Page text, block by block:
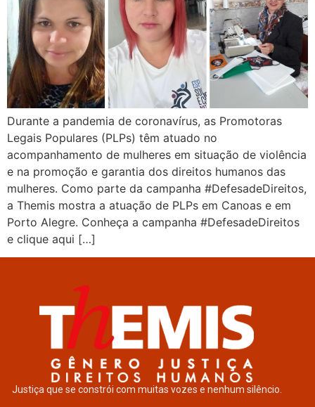
Durante a pandemia de coronavírus, as Promotoras
Legais Populares (PLPs) têm atuado no
acompanhamento de mulheres em situação de violência
e na promoção e garantia dos direitos humanos das
mulheres. Como parte da campanha #DefesadeDireitos,
a Themis mostra a atuação de PLPs em Canoas e em
Porto Alegre. Conheça a campanha #DefesadeDireitos
e clique aqui […]
Justiça que se constrói com muitas vozes e nenhum silêncio.